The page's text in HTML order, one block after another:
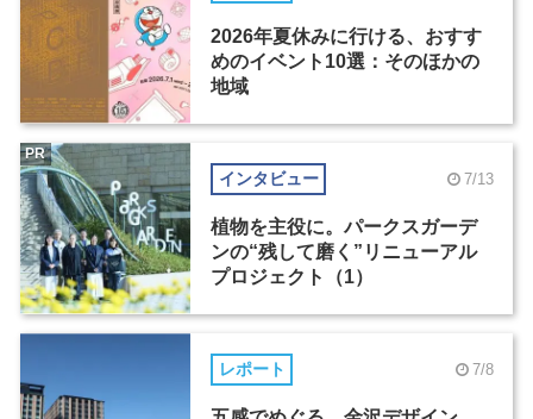
2026年夏休みに行ける、おすす
めのイベント10選：そのほかの
地域
インタビュー 7/13
植物を主役に。パークスガーデ
ンの“残して磨く”リニューアル
プロジェクト（1）
PR
レポート 7/8